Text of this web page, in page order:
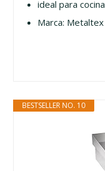
ideal para cocina
Marca: Metaltex
BESTSELLER NO. 10